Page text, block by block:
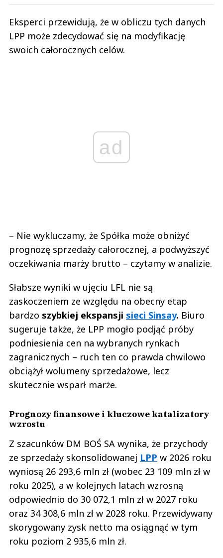
Eksperci przewidują, że w obliczu tych danych
LPP może zdecydować się na modyfikację
swoich całorocznych celów.
ad
– Nie wykluczamy, że Spółka może obniżyć
prognozę sprzedaży całorocznej, a podwyższyć
oczekiwania marży brutto – czytamy w analizie.
Słabsze wyniki w ujęciu LFL nie są
zaskoczeniem ze względu na obecny etap
bardzo szybkiej ekspansji sieci Sinsay. Biuro
sugeruje także, że LPP mogło podjąć próby
podniesienia cen na wybranych rynkach
zagranicznych – ruch ten co prawda chwilowo
obciążył wolumeny sprzedażowe, lecz
skutecznie wsparł marże.
Prognozy finansowe i kluczowe katalizatory
wzrostu
Z szacunków DM BOŚ SA wynika, że przychody
ze sprzedaży skonsolidowanej LPP w 2026 roku
wyniosą 26 293,6 mln zł (wobec 23 109 mln zł w
roku 2025), a w kolejnych latach wzrosną
odpowiednio do 30 072,1 mln zł w 2027 roku
oraz 34 308,6 mln zł w 2028 roku. Przewidywany
skorygowany zysk netto ma osiągnąć w tym
roku poziom 2 935,6 mln zł.